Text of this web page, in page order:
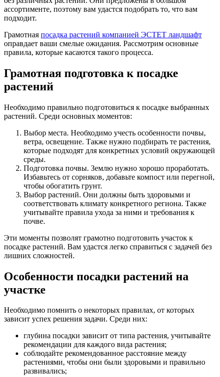
ассортименте, поэтому вам удастся подобрать то, что вам
подходит.
Грамотная посадка растений компанией ЭСТЕТ ландшафт
оправдает ваши смелые ожидания. Рассмотрим основные
правила, которые касаются такого процесса.
Грамотная подготовка к посадке
растений
Необходимо правильно подготовиться к посадке выбранных
растений. Среди основных моментов:
Выбор места. Необходимо учесть особенности почвы,
ветра, освещение. Также нужно подбирать те растения,
которые подходят для конкретных условий окружающей
среды.
Подготовка почвы. Землю нужно хорошо проработать.
Избавьтесь от сорняков, добавьте компост или перегной,
чтобы обогатить грунт.
Выбор растений. Они должны быть здоровыми и
соответствовать климату конкретного региона. Также
учитывайте правила ухода за ними и требования к
почве.
Эти моменты позволят грамотно подготовить участок к
посадке растений. Вам удастся легко справиться с задачей без
лишних сложностей.
Особенности посадки растений на
участке
Необходимо помнить о некоторых правилах, от которых
зависит успех решения задачи. Среди них:
глубина посадки зависит от типа растения, учитывайте
рекомендации для каждого вида растения;
соблюдайте рекомендованное расстояние между
растениями, чтобы они были здоровыми и правильно
развивались;